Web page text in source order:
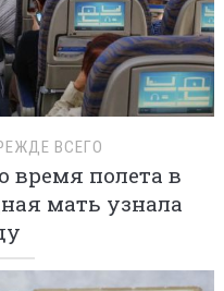
ВСЕГО
время полета в
мать узнала